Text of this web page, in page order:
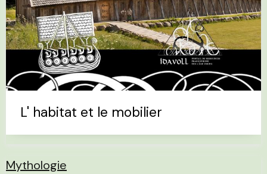
L' habitat et le mobilier
Mythologie